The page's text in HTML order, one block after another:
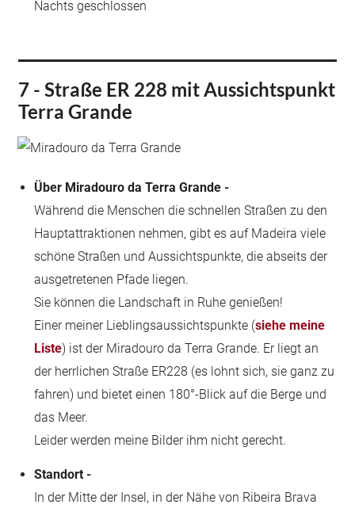
Nachts geschlossen
7 - Straße ER 228 mit Aussichtspunkt
Terra Grande
Über Miradouro da Terra Grande -
Während die Menschen die schnellen Straßen zu den
Hauptattraktionen nehmen, gibt es auf Madeira viele
schöne Straßen und Aussichtspunkte, die abseits der
ausgetretenen Pfade liegen.
Sie können die Landschaft in Ruhe genießen!
Einer meiner Lieblingsaussichtspunkte (siehe meine
Liste) ist der Miradouro da Terra Grande. Er liegt an
der herrlichen Straße ER228 (es lohnt sich, sie ganz zu
fahren) und bietet einen 180°-Blick auf die Berge und
das Meer.
Leider werden meine Bilder ihm nicht gerecht.
Standort -
In der Mitte der Insel, in der Nähe von Ribeira Brava